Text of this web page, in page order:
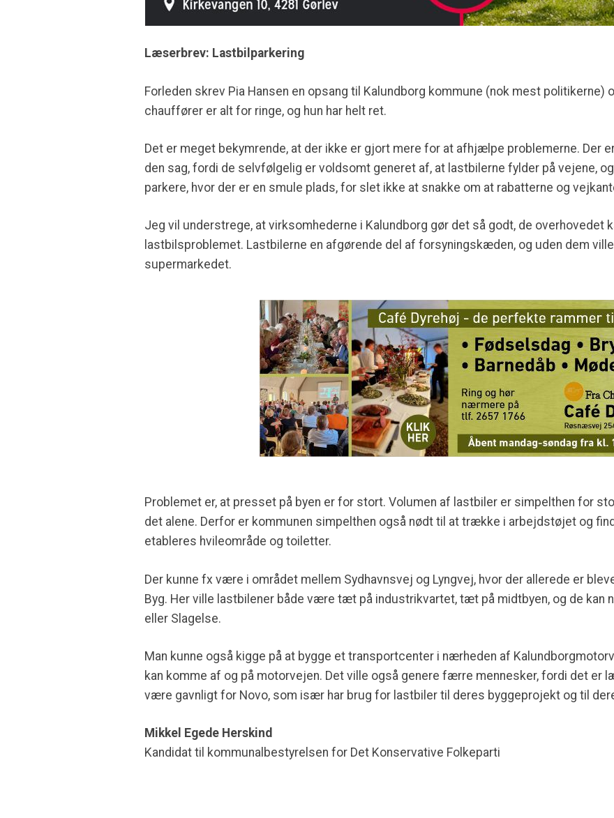
Læserbrev: Lastbilparkering
Forleden skrev Pia Hansen en opsang til Kalundborg kommune (nok mest politikerne)
chauffører er alt for ringe, og hun har helt ret.
Det er meget bekymrende, at der ikke er gjort mere for at afhjælpe problemerne. Der
den sag, fordi de selvfølgelig er voldsomt generet af, at lastbilerne fylder på vejene,
parkere, hvor der er en smule plads, for slet ikke at snakke om at rabatterne og
Jeg vil understrege, at virksomhederne i Kalundborg gør det så godt, de overhovedet
lastbilsproblemet. Lastbilerne en afgørende del af forsyningskæden, og uden dem
supermarkedet.
Problemet er, at presset på byen er for stort. Volumen af lastbiler er simpelthen for
det alene. Derfor er kommunen simpelthen også nødt til at trække i arbejdstøjet og
etableres hvileområde og toiletter.
Der kunne fx være i området mellem Sydhavnsvej og Lyngvej, hvor der allerede er
Byg. Her ville lastbilener både være tæt på industrikvartet, tæt på midtbyen, og de kan
eller Slagelse.
Man kunne også kigge på at bygge et transportcenter i nærheden af
kan komme af og på motorvejen. Det ville også genere færre mennesker, fordi det er
være gavnligt for Novo, som især har brug for lastbiler til deres byggeprojekt og til
Mikkel Egede Herskind
Kandidat til kommunalbestyrelsen for Det Konservative Folkeparti